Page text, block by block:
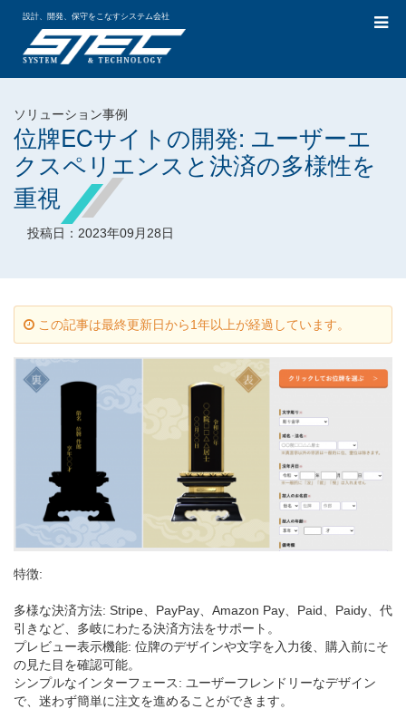
設計、開発、保守をこなすシステム会社
ソリューション事例
位牌ECサイトの開発: ユーザーエ
クスペリエンスと決済の多様性を
重視
投稿日：2023年09月28日
この記事は最終更新日から1年以上が経過しています。
特徴:
多様な決済方法: Stripe、PayPay、Amazon Pay、Paid、Paidy、代
引きなど、多岐にわたる決済方法をサポート。
プレビュー表示機能: 位牌のデザインや文字を入力後、購入前にそ
の見た目を確認可能。
シンプルなインターフェース: ユーザーフレンドリーなデザイン
で、迷わず簡単に注文を進めることができます。